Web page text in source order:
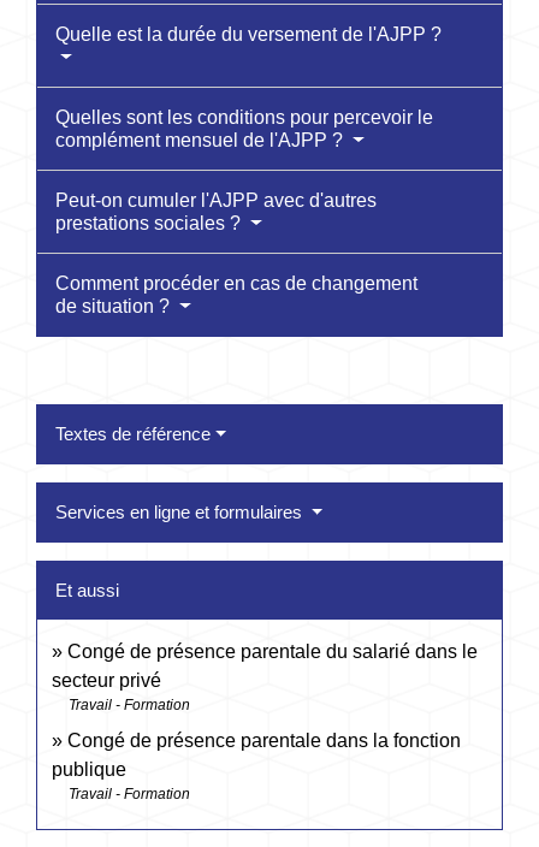
Quelle est la durée du versement de l'AJPP ?
Quelles sont les conditions pour percevoir le
complément mensuel de l'AJPP ?
Peut-on cumuler l'AJPP avec d'autres
prestations sociales ?
Comment procéder en cas de changement
de situation ?
Textes de référence
Services en ligne et formulaires
Et aussi
Congé de présence parentale du salarié dans le
secteur privé
Travail - Formation
Congé de présence parentale dans la fonction
publique
Travail - Formation